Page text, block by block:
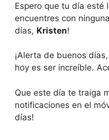
Espero que tu día esté
encuentres con
días, Kristen!
¡Alerta de buenos días,
hoy es ser increíble.
Que este día te traiga
notificaciones en el
días!